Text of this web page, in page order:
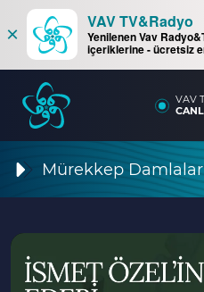
×
VAV TV&Radyo
Yenilenen Vav
içeriklerine - ücretsiz
VAV
Mürekkep